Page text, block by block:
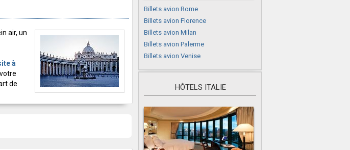
air, un
à
de
Billets avion Rome
Billets avion Florence
Billets avion Milan
Billets avion Palerme
Billets avion Venise
HÔTELS ITALIE